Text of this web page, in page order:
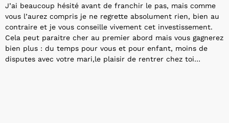
J’ai beaucoup hésité avant de franchir le pas, mais comme
vous l’aurez compris je ne regrette absolument rien, bien au
contraire et je vous conseille vivement cet investissement.
Cela peut paraitre cher au premier abord mais vous gagnerez
bien plus : du temps pour vous et pour enfant, moins de
disputes avec votre mari,le plaisir de rentrer chez toi…